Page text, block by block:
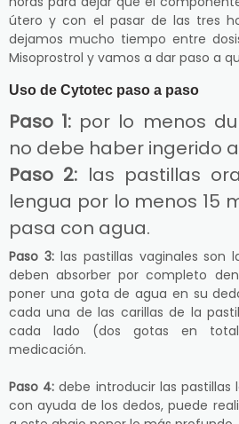
útero y con el pasar de las tres
dejamos mucho tiempo entre
Misoprostrol y vamos a dar paso a
Uso de Cytotec paso a paso
Paso 1: por lo menos
no debe haber ingerido
Paso 2: las pastillas
lengua por lo menos 15
pasa con agua.
Paso 3:las pastillas vaginales son
deben absorber por completo
poner una gota de agua en su
cada una de las carillas de la
cada lado (dos gotas en
medicación.
Paso 4: debe introducir las pastillas
con ayuda de los dedos, puede